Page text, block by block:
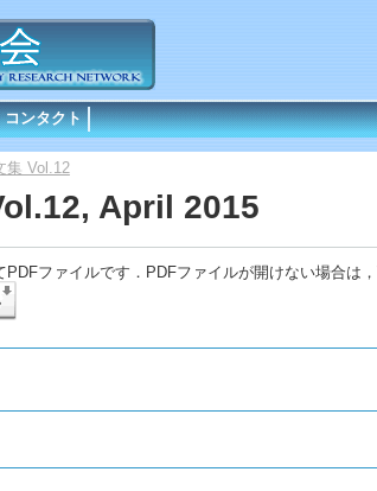
コンタクト
集 Vol.12
April 2015
PDFファイルです．PDFファイルが開けない場合は